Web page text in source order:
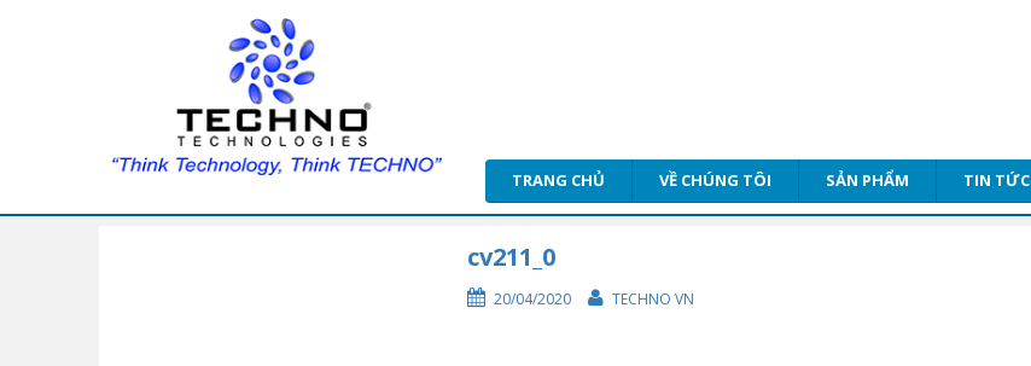
TRANG CHỦ VỀ CHÚNG TÔI SẢN PHẨM TIN TỨC
cv211_0
20/04/2020 TECHNO VN